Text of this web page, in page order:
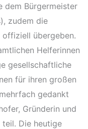
dem Bürgermeister
zudem die
übergeben.
Helferinnen
gesellschaftliche
für ihren großen
gedankt
Gründerin und
teil. Die heutige